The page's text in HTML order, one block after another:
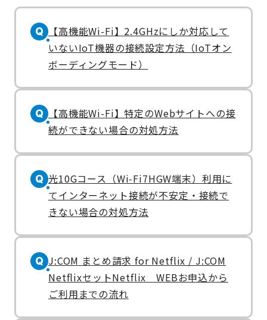
Q
【高機能Wi-Fi】2.4GHzにしか対応して
いないIoT機器の接続設定方法（IoTオン
ボーディングモード）
Q
【高機能Wi-Fi】特定のWebサイトへの接
続ができない場合の対処方法
Q 光10Gコース（Wi‑Fi7HGW端末）利用に
てインターネット接続が不安定・接続で
きない場合の対処方法
Q J:COM まとめ請求 for Netflix / J:COM
NetflixセットNetflix WEBお申込から
ご利用までの流れ